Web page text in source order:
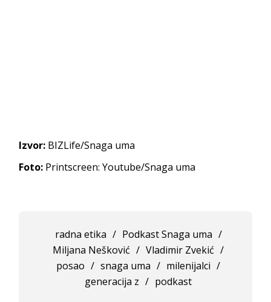
Izvor: BIZLife/Snaga uma
Foto: Printscreen: Youtube/Snaga uma
radna etika / Podkast Snaga uma /
Miljana Nešković / Vladimir Zvekić /
posao / snaga uma / milenijalci /
generacija z / podkast